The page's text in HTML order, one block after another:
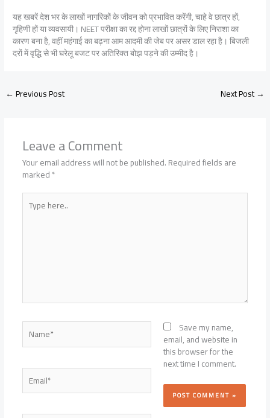
यह खबरें देश भर के लाखों नागरिकों के जीवन को प्रभावित करेंगी, चाहे वे छात्र हों,
गृहिणी हों या व्यवसायी। NEET परीक्षा का रद्द होना लाखों छात्रों के लिए निराशा का
कारण बना है, वहीं महंगाई का बढ़ना आम आदमी की जेब पर असर डाल रहा है। बिजली
दरों में वृद्धि से भी घरेलू बजट पर अतिरिक्त बोझ पड़ने की उम्मीद है।
←Previous Post Next Post→
Leave a Comment
Your email address will not be published.Required fields are
marked*
Type
here..
Name*
Email*
Save my name,
email, and website in
this browser for the
next time I comment.